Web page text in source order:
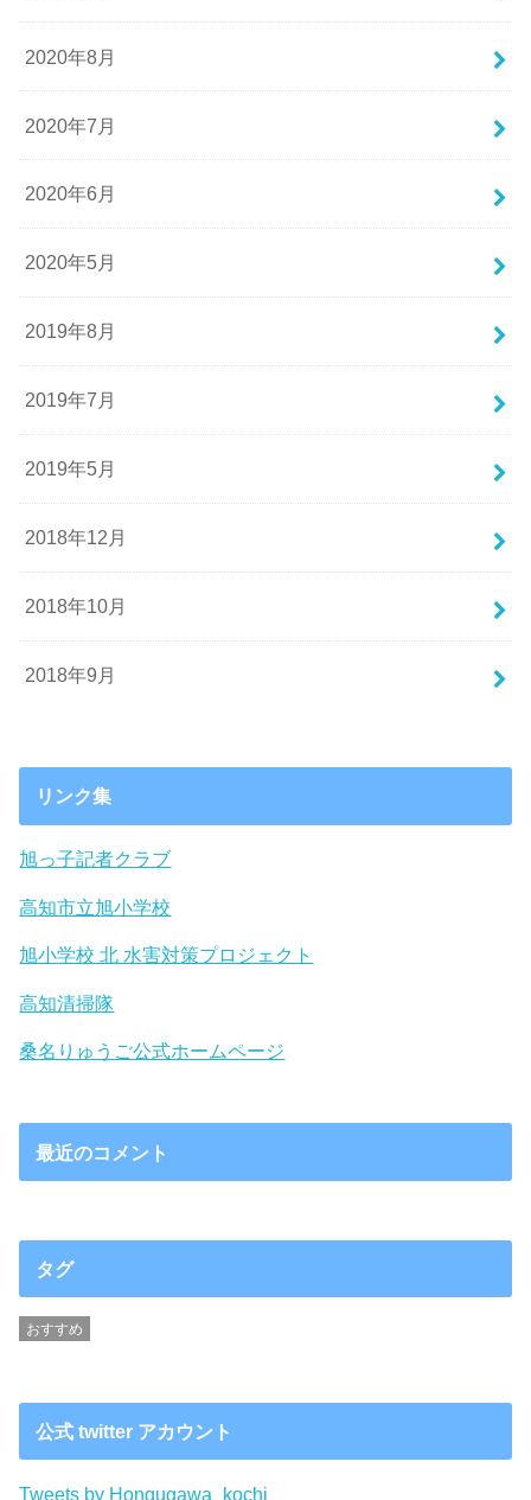
2020年8月
2020年7月
2020年6月
2020年5月
2019年8月
2019年7月
2019年5月
2018年12月
2018年10月
2018年9月
リンク集
旭っ子記者クラブ
高知市立旭小学校
旭小学校 北 水害対策プロジェクト
高知清掃隊
桑名りゅうご公式ホームページ
最近のコメント
タグ
おすすめ
公式 twitter アカウント
Tweets by Hongugawa_kochi